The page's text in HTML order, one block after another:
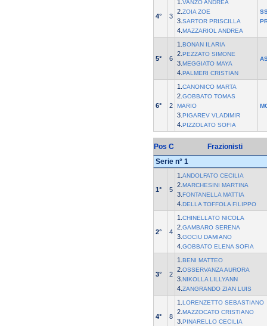
4° 3
1. VANZO ANDREA
2. ZOIA ZOE
3. SARTOR PRISCILLA
4. MAZZARIOL ANDREA
5° 6
1. BONAN ILARIA
2. PEZZATO SIMONE
3. MEGGIATO MAYA
4. PALMERI CRISTIAN
6° 2
1. CANONICO MARTA
2. GOBBATO TOMAS
MARIO
3. PIGAREV VLADIMIR
4. PIZZOLATO SOFIA
Pos C
Frazionisti
Serie n° 1
1° 5
1. ANDOLFATO CECILIA
2. MARCHESINI MARTINA
3. FONTANELLA MATTIA
4. DELLA TOFFOLA FILIPPO
2° 4
1. CHINELLATO NICOLA
2. GAMBARO SERENA
3. GOCIU DAMIANO
4. GOBBATO ELENA SOFIA
3° 2
1. BENI MATTEO
2. OSSERVANZA AURORA
3. NIKOLLA LILLYANN
4. ZANGRANDO ZIAN LUIS
4° 8
1. LORENZETTO SEBASTIANO
2. MAZZOCATO CRISTIANO
3. PINARELLO CECILIA